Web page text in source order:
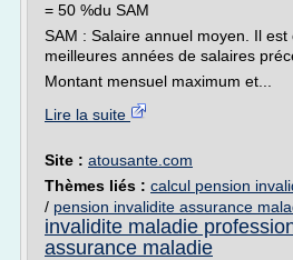
= 50 %du SAM
SAM : Salaire annuel moyen. Il
meilleures années de salaires
Montant mensuel maximum et...
Lire la suite
Site : atousante.com
Thèmes liés : calcul pension
/ pension invalidite assurance
invalidite maladie
assurance maladie